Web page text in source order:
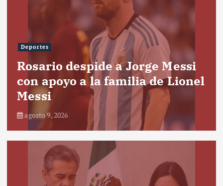
Deportes
Rosario despide a Jorge Messi
con apoyo a la familia de Lionel
Messi
agosto 9, 2026